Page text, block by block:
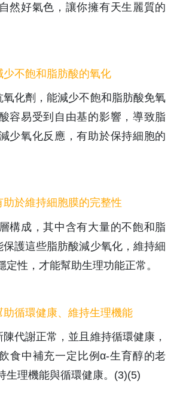
然好氣色，讓你擁有天生麗質的
不飽和脂肪酸的氧化
化劑，能減少不飽和脂肪酸免氧
容易受到自由基的影響，導致脂
少氧化反應，有助於保持細胞的
於維持細胞膜的完整性
構成，其中含有大量的不飽和脂
保護這些脂肪酸減少氧化，維持細
定性，才能幫助生理功能正常。
循環健康、維持生理機能
代謝正常，並且維持循環健康，
食中補充一定比例α-生育醇的老
生理機能與循環健康。(3)(5)